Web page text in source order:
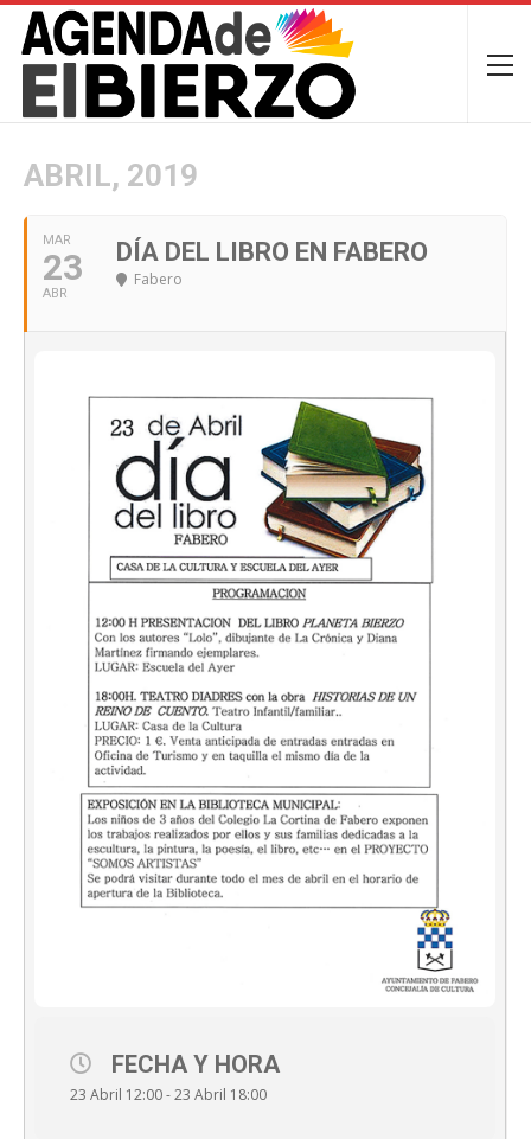
ABRIL, 2019
MAR
23
ABR
DÍA DEL LIBRO EN FABERO
Fabero
FECHA Y HORA
23 Abril 12:00 - 23 Abril 18:00